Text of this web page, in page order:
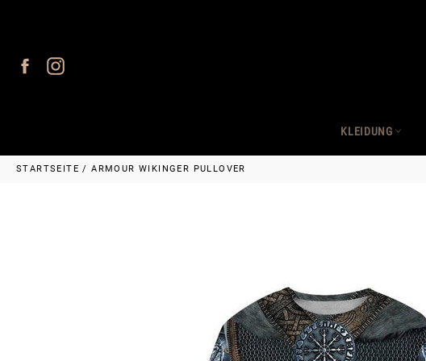
FacebookInstagram
KLEIDUNG
STARTSEITE /ARMOUR WIKINGER PULLOVER